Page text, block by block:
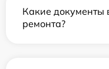
Какие документы
ремонта?